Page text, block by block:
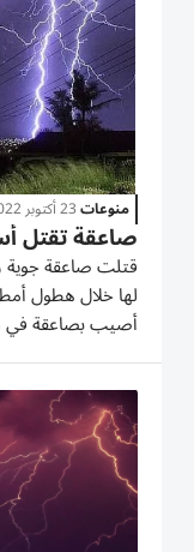
منوعات23 أكتوبر 2022
صاعقة تقتل
قتلت صاعقة جوية
شرق أديليد عاصمة
من حيث عدد
المنطقة ذاتها...